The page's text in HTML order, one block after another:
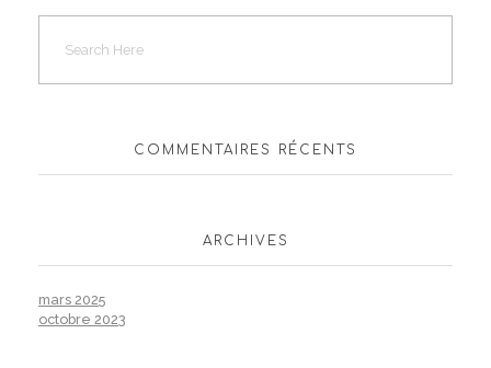
COMMENTAIRES RÉCENTS
ARCHIVES
mars 2025
octobre 2023